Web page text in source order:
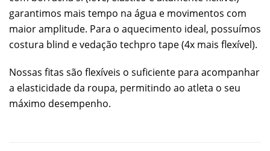
garantimos mais tempo na água e movimentos com
maior amplitude. Para o aquecimento ideal, possuímos
costura blind e vedação techpro tape (4x mais flexível).
Nossas fitas são flexíveis o suficiente para acompanhar
a elasticidade da roupa, permitindo ao atleta o seu
máximo desempenho.